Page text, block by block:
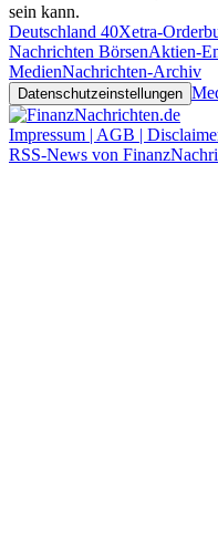
sein kann.
Deutschland 40Xetra-
Nachrichten BörsenAktien-
MedienNachrichten-Archiv
Datenschutzeinstellungen
Impressum | AGB |
RSS-News von